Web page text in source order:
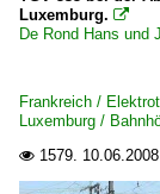
Luxemburg. 
De Rond Hans und
Frankreich /
Luxemburg /
 1579. 10.06.2008